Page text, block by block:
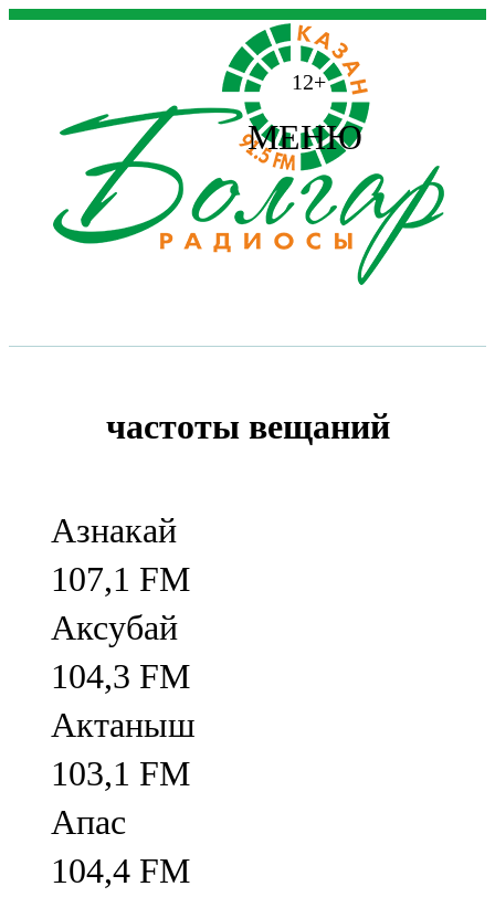
12+
МЕНЮ
частоты вещаний
Азнакай
107,1 FM
Аксубай
104,3 FM
Актаныш
103,1 FM
Апас
104,4 FM